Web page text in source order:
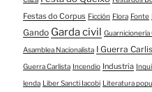
Festas do Corpus Ficción Flora Fonte
Gando Garda civil Guarnicionería
Asamblea Nacionalista I Guerra
Guerra Carlista Incendio Industria
lenda Liber Sancti Iacobi Literatura